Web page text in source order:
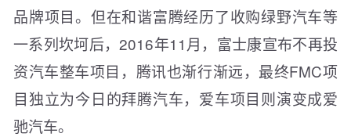
品牌项目。但在和谐富腾经历了收购绿野汽车等
一系列坎坷后，2016年11月，富士康宣布不再投
资汽车整车项目，腾讯也渐行渐远，最终FMC项
目独立为今日的拜腾汽车，爱车项目则演变成爱
驰汽车。